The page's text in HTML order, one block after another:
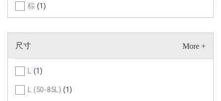
棕 (1)
尺寸
L (1)
L (50-85L) (1)